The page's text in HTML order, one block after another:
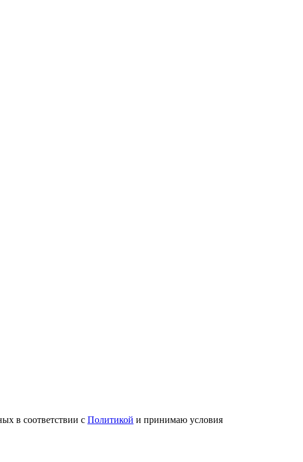
в соответствии с Политикой и принимаю условия